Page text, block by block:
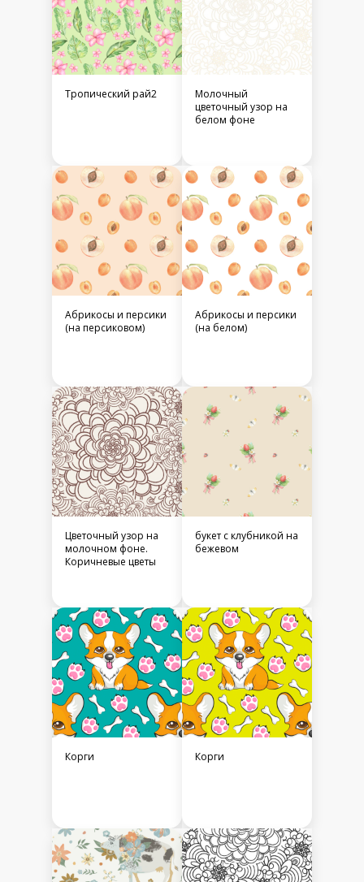
Тропический рай2
Молочный
цветочный узор на
белом фоне
Абрикосы и персики
(на персиковом)
Абрикосы и персики
(на белом)
Цветочный узор на
молочном фоне.
Коричневые цветы
букет с клубникой на
бежевом
Корги Корги